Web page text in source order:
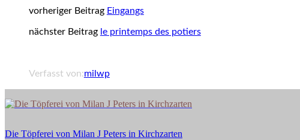
vorheriger Beitrag Eingangs
nächster Beitrag le printemps des potiers
Verfasst von:milwp
Die
Milan
Die Töpferei von Milan J Peters in Kirchzarten